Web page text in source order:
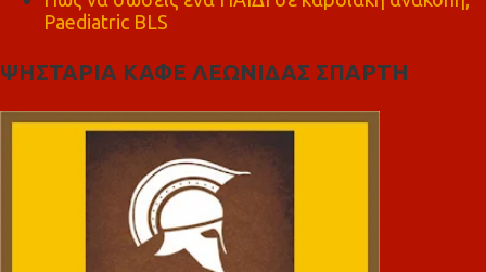
Paediatric BLS
ΨΗΣΤΑΡΙΑ ΚΑΦΕ ΛΕΩΝΙΔΑΣ ΣΠΑΡΤΗ